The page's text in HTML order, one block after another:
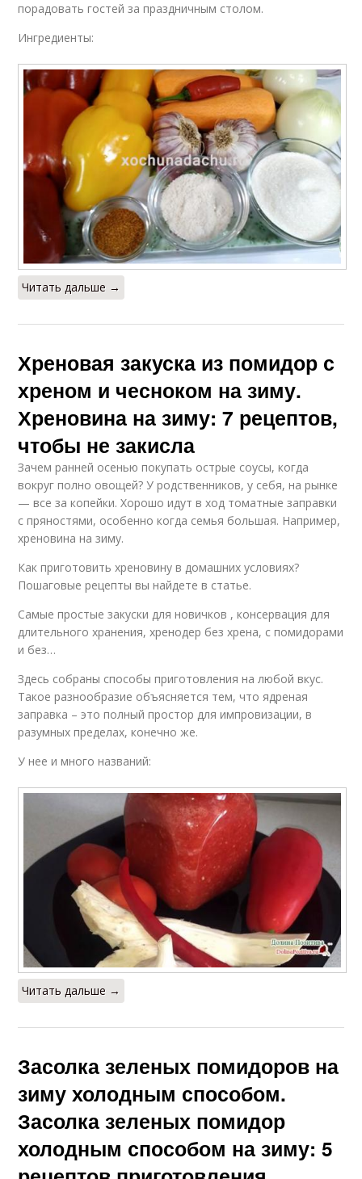
порадовать гостей за праздничным столом.
Ингредиенты:
Читать дальше →
Хреновая закуска из помидор с
хреном и чесноком на зиму.
Хреновина на зиму: 7 рецептов,
чтобы не закисла
Зачем ранней осенью покупать острые соусы, когда
вокруг полно овощей? У родственников, у себя, на рынке
— все за копейки. Хорошо идут в ход томатные заправки
с пряностями, особенно когда семья большая. Например,
хреновина на зиму.
Как приготовить хреновину в домашних условиях?
Пошаговые рецепты вы найдете в статье.
Самые простые закуски для новичков , консервация для
длительного хранения, хренодер без хрена, с помидорами
и без…
Здесь собраны способы приготовления на любой вкус.
Такое разнообразие объясняется тем, что ядреная
заправка – это полный простор для импровизации, в
разумных пределах, конечно же.
У нее и много названий:
Читать дальше →
Засолка зеленых помидоров на
зиму холодным способом.
Засолка зеленых помидор
холодным способом на зиму: 5